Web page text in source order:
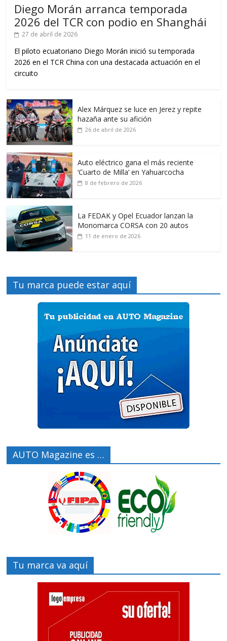
Diego Morán arranca temporada
2026 del TCR con podio en Shanghái
27 de abril de 2026
El piloto ecuatoriano Diego Morán inició su temporada
2026 en el TCR China con una destacada actuación en el
circuito
Alex Márquez se luce en Jerez y repite
hazaña ante su afición
26 de abril de 2026
Auto eléctrico gana el más reciente
‘Cuarto de Milla’ en Yahuarcocha
8 de febrero de 2026
La FEDAK y Opel Ecuador lanzan la
Monomarca CORSA con 20 autos
11 de enero de 2026
Tu marca puede estar aquí
AUTO Magazine es …
Tu marca va aquí